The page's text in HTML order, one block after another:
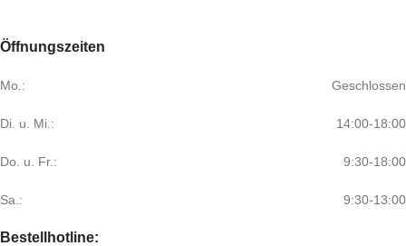
Öffnungszeiten
Mo.: Geschlossen
Di. u. Mi.: 14:00-18:00
Do. u. Fr.: 9:30-18:00
Sa.: 9:30-13:00
Bestellhotline: